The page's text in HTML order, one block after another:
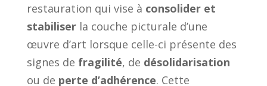
restauration qui vise à consolider et
stabiliserla couche picturale d’une
œuvre d’art lorsque celle-ci présente des
signes de fragilité, de désolidarisation
ou de perte d’adhérence. Cette